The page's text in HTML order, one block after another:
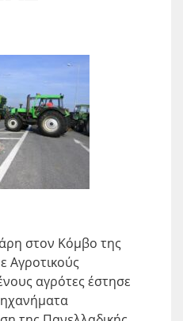
στον Κόμβο της
Αγροτικούς
αγρότες έστησε